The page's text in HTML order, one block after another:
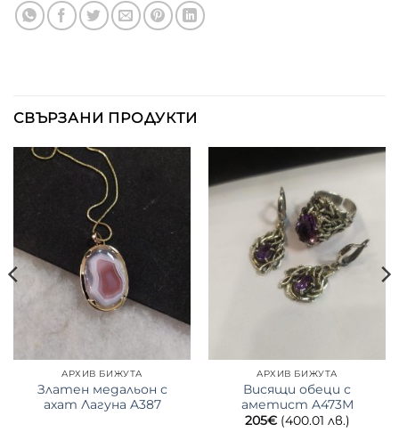
СВЪРЗАНИ ПРОДУКТИ
АРХИВ БИЖУТА
Златен медальон с
ахат Лагуна A387
АРХИВ БИЖУТА
Висящи обеци с
аметист A473М
205€ (400.01 лв.)